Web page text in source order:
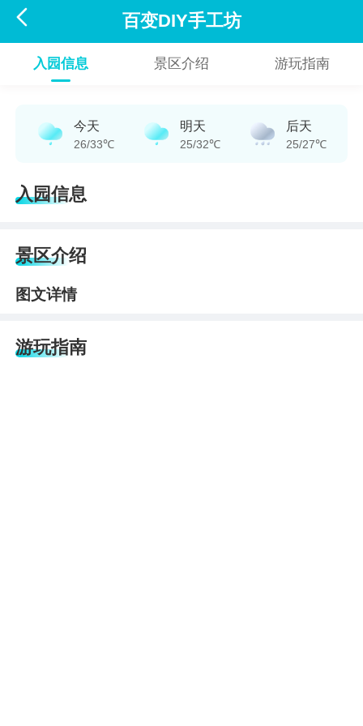
 百变DIY手工坊
入园信息 景区介绍 游玩指南
今天
26/33℃
明天
25/32℃
后天
25/27℃
入园信息
景区介绍
图文详情
游玩指南